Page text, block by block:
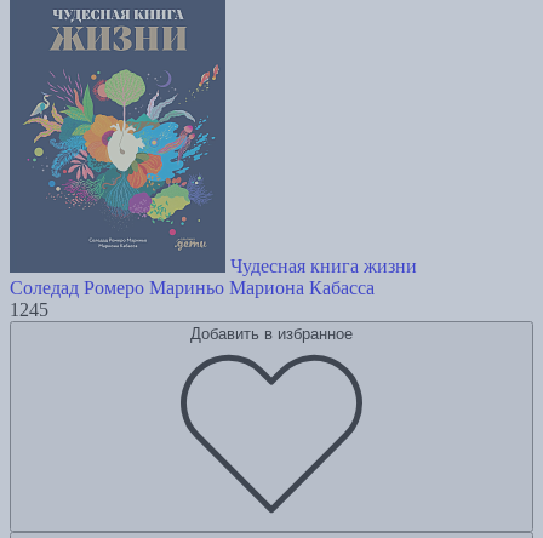
Чудесная книга жизни
Соледад Ромеро Мариньо Мариона Кабасса
1245
Добавить в избранное